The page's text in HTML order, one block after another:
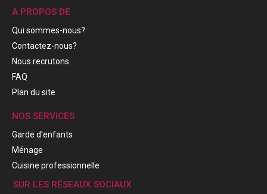
A PROPOS DE
Qui sommes-nous?
Contactez-nous?
Nous recrutons
FAQ
Plan du site
NOS SERVICES
Garde d'enfants
Ménage
Cuisine professionnelle
SUR LES RÉSEAUX SOCIAUX